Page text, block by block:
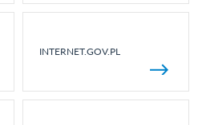
INTERNET.GOV.PL